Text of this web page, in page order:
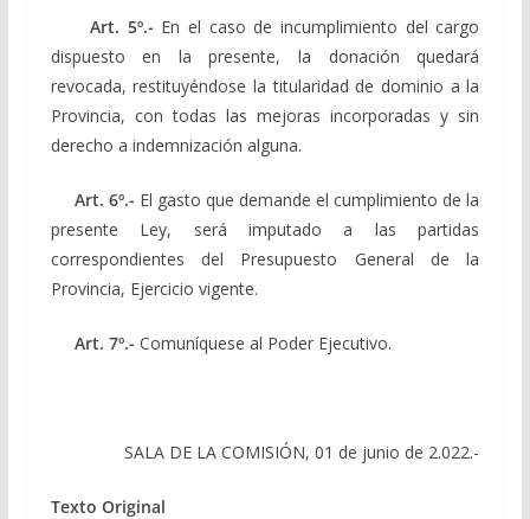
Art. 5º.- En el caso de incumplimiento del cargo
dispuesto en la presente, la donación quedará
revocada, restituyéndose la titularidad de dominio a la
Provincia, con todas las mejoras incorporadas y sin
derecho a indemnización alguna.
Art. 6º.- El gasto que demande el cumplimiento de la
presente Ley, será imputado a las partidas
correspondientes del Presupuesto General de la
Provincia, Ejercicio vigente.
Art. 7º.- Comuníquese al Poder Ejecutivo.
SALA DE LA COMISIÓN, 01 de junio de 2.022.-
Texto Original